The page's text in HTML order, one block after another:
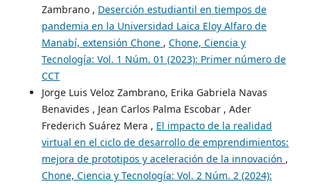
Zambrano , Deserción estudiantil en tiempos de
pandemia en la Universidad Laica Eloy Alfaro de
Manabí, extensión Chone , Chone, Ciencia y
Tecnología: Vol. 1 Núm. 01 (2023): Primer número de
CCT
Jorge Luis Veloz Zambrano, Erika Gabriela Navas
Benavides , Jean Carlos Palma Escobar , Ader
Frederich Suárez Mera , El impacto de la realidad
virtual en el ciclo de desarrollo de emprendimientos:
mejora de prototipos y aceleración de la innovación ,
Chone, Ciencia y Tecnología: Vol. 2 Núm. 2 (2024):